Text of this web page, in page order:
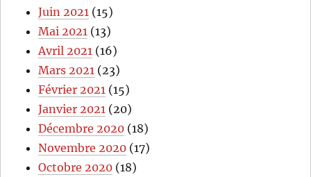
Juin 2021 (15)
Mai 2021 (13)
Avril 2021 (16)
Mars 2021 (23)
Février 2021 (15)
Janvier 2021 (20)
Décembre 2020 (18)
Novembre 2020 (17)
Octobre 2020 (18)